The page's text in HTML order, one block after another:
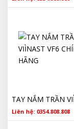
Liên hệ: 0354.808.808